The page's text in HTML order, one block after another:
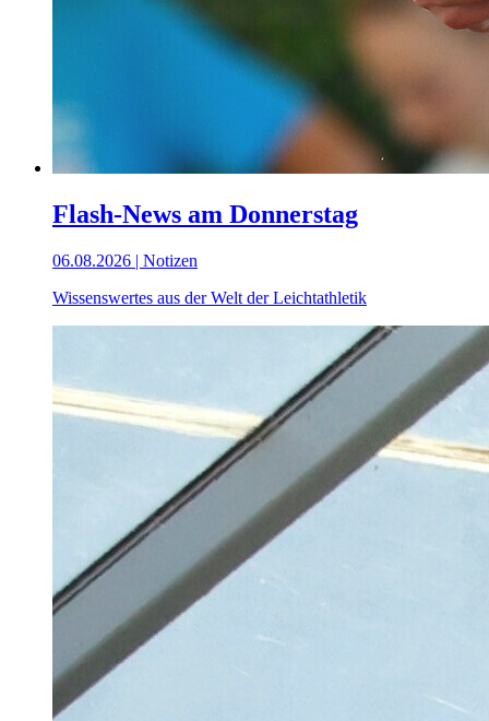
Flash-News am Donnerstag
06.08.2026 | Notizen
Wissenswertes aus der Welt der Leichtathletik